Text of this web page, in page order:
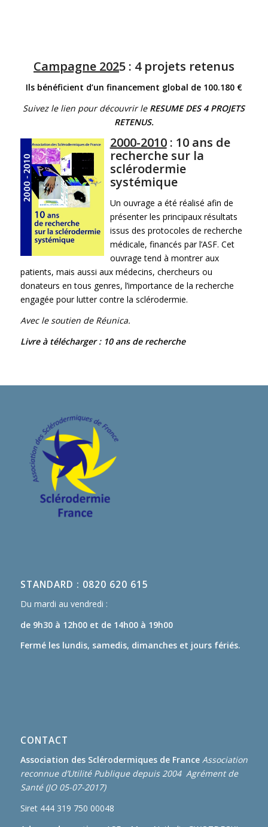
Campagne 2025 : 4 projets retenus
Ils bénéficient d’un financement global de 100.180 €
Suivez le lien pour découvrir le RESUME DES 4 PROJETS
RETENUS.
2000-2010: 10 ans de
recherche sur la
sclérodermie
systémique
Un ouvrage a été réalisé afin de
présenter les principaux résultats
issus des protocoles de recherche
médicale, financés par l’ASF. Cet
ouvrage tend à montrer aux
patients, mais aussi aux médecins, chercheurs ou
donateurs en tous genres, l’importance de la recherche
engagée pour lutter contre la sclérodermie.
Avec le soutien de Réunica.
Livre à télécharger : 10 ans de recherche
STANDARD : 0820 620 615
Du mardi au vendredi :
de 9h30 à 12h00 et de 14h00 à 19h00
Fermé les lundis, samedis, dimanches et jours fériés.
CONTACT
Association des Sclérodermiques de France Association
reconnue d’Utilité Publique depuis 2004 Agrément de
Santé (JO 05-07-2017)
Siret 444 319 750 00048